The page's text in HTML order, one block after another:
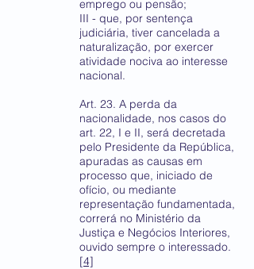
emprego ou pensão;
III - que, por sentença
judiciária, tiver cancelada a
naturalização, por exercer
atividade nociva ao interesse
nacional.
Art. 23. A perda da
nacionalidade, nos casos do
art. 22, I e II, será decretada
pelo Presidente da República,
apuradas as causas em
processo que, iniciado de
ofício, ou mediante
representação fundamentada,
correrá no Ministério da
Justiça e Negócios Interiores,
ouvido sempre o interessado.
[4]